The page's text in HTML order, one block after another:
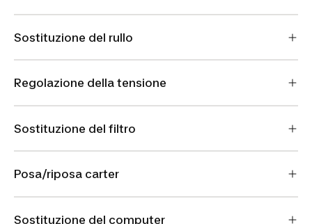
Sostituzione del rullo
Regolazione della tensione
Sostituzione del filtro
Posa/riposa carter
Sostituzione del computer